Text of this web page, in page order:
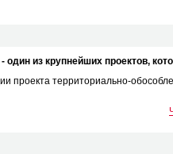
из крупнейших проектов,
проекта территориально-